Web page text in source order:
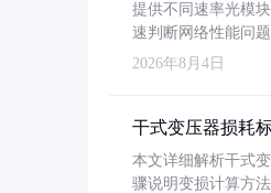
提供不同速率光模
速判断网络性能问题
2026年8月4日
干式变压器损耗
本文详细解析干式
骤说明变损计算方